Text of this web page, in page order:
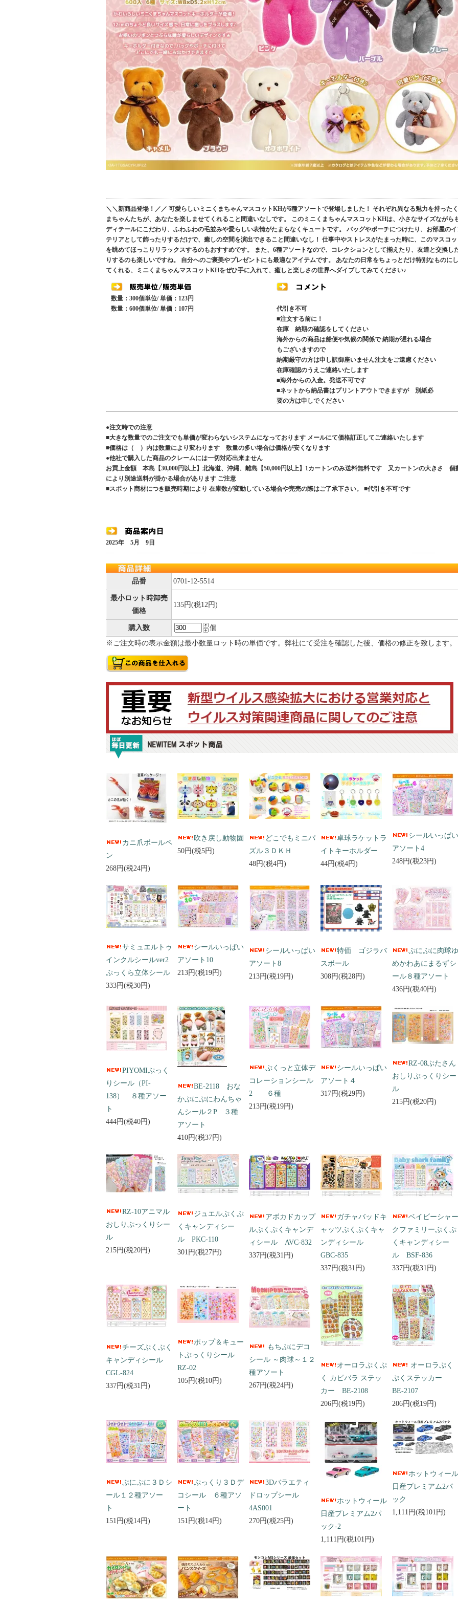
＼＼新商品登場！／／ 可愛らしいミニくまちゃんマスコットKHが6種アソートで登場しました！ それぞれ異なる魅力を持ったく
まちゃんたちが、あなたを楽しませてくれること間違いなしです。 このミニくまちゃんマスコットKHは、小さなサイズながら
ディテールにこだわり、ふわふわの毛並みや愛らしい表情がたまらなくキュートです。 バッグやポーチにつけたり、お部屋の
テリアとして飾ったりするだけで、癒しの空間を演出できること間違いなし！ 仕事中やストレスがたまった時に、このマスコ
を眺めてほっこりリラックスするのもおすすめです。 また、6種アソートなので、コレクションとして揃えたり、友達と交換し
りするのも楽しいですね。 自分へのご褒美やプレゼントにも最適なアイテムです。 あなたの日常をちょっとだけ特別なものにし
てくれる、ミニくまちゃんマスコットKHをぜひ手に入れて、癒しと楽しさの世界へダイブしてみてください♪
数量：300個単位/ 単価：123円
数量：600個単位/ 単価：107円
代引き不可
■注文する前に！
在庫 納期の確認をしてください
海外からの商品は船便や気候の関係で 納期が遅れる場合
もございますので
納期厳守の方は申し訳御座いません注文をご遠慮ください
在庫確認のうえご連絡いたします
■海外からの入金。発送不可です
■ネットから納品書はプリントアウトできますが 別紙必
要の方は申しでください
●注文時での注意
■大きな数量でのご注文でも単価が変わらないシステムになっております メールにて価格訂正してご連絡いたします
■価格は（ ）内は数量により変わります 数量の多い場合は価格が安くなります
●他社で購入した商品のクレームには一切対応出来ません
お買上金額 本島【30,000円以上】北海道、沖縄、離島【50,000円以上】1カートンのみ送料無料です 又カートンの大きさ 個
により別途送料が掛かる場合があります ご注意
■スポット商材につき販売時期により 在庫数が変動している場合や完売の際はご了承下さい。 ■代引き不可です
2025年 5月 9日
品番 0701-12-5514
最小ロット時卸売
価格
135円(税12円)
購入数
個
※ご注文時の表示金額は最小数量ロット時の単価です。弊社にて受注を確認した後、価格の修正を致します。
カニ爪ボールペ
ン
268円(税24円)
吹き戻し動物園
50円(税5円)
どこでもミニパ
ズル３ＤＫＨ
48円(税4円)
卓球ラケットラ
イトキーホルダー
44円(税4円)
シールいっぱい
アソート4
248円(税23円)
サミュエルトゥ
インクルシールver2
ぷっくら立体シール
333円(税30円)
シールいっぱい
アソート10
213円(税19円)
シールいっぱい
アソート8
213円(税19円)
特価 ゴジラバ
スボール
308円(税28円)
ぷにぷに肉球ゆ
めかわあにまるずシ
ール８種アソート
436円(税40円)
PIYOMIぷっく
りシール（PI-
138） ８種アソー
ト
444円(税40円)
BE-2118 おな
かぷにぷにわんちゃ
んシール２P ３種
アソート
410円(税37円)
ぷくっと立体デ
コレーションシール
2 ６種
213円(税19円)
シールいっぱい
アソート４
317円(税29円)
RZ-08ぶたさん
おしりぷっくりシー
ル
215円(税20円)
RZ-10アニマル
おしりぷっくりシー
ル
215円(税20円)
ジュエルぷくぷ
くキャンディシー
ル PKC-110
301円(税27円)
アボカドカップ
ルぷくぷくキャンデ
ィシール AVC-832
337円(税31円)
ガチャバッドキ
ャッツぷくぷくキャ
ンディシール
GBC-835
337円(税31円)
ベイビーシャー
クファミリーぷくぷ
くキャンディシー
ル BSF-836
337円(税31円)
チーズぷくぷく
キャンディシール
CGL-824
337円(税31円)
ポップ＆キュー
トぷっくりシール
RZ-02
105円(税10円)
もちぷにデコ
シール ～肉球～１２
種アソート
267円(税24円)
オーロラぷくぷ
く カピバラ ステッ
カー BE-2108
206円(税19円)
オーロラぷく
ぷくステッカー
BE-2107
206円(税19円)
ぷにぷに３Ｄシ
ール１２種アソー
ト
151円(税14円)
ぷっくり３Ｄデ
コシール ６種アソ
ート
151円(税14円)
3Dバラエティ
ドロップシール
4AS001
270円(税25円)
ホットウィール
日産プレミアム2パ
ック-2
1,111円(税101円)
ホットウィール
日産プレミアム2パ
ック
1,111円(税101円)